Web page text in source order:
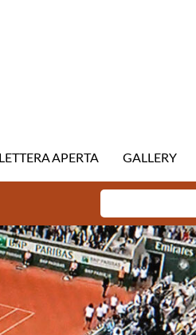
LETTERA APERTA GALLERY
per: